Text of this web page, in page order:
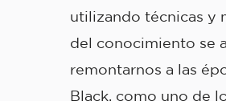
utilizando técnicas y
del conocimiento se
remontarnos a las
Black, como uno de